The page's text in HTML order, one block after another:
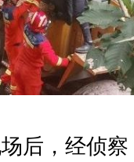
后，经侦